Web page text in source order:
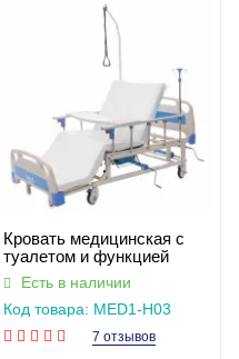
Кровать медицинская с
туалетом и функцией
бокового переворота для
тяжелобольных
(видеообзор)
Есть в наличии
Код товара: MED1-H03
7 отзывов